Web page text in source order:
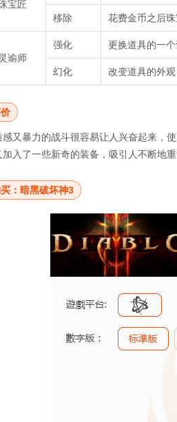
宝匠
移除 花费金币之后
灵谕师
强化 更换道具的一个
幻化 改变道具的外观
感又暴力的战斗很容易让人兴奋起来，
入了一些新奇的装备，吸引人不断地
：暗黑破坏神3